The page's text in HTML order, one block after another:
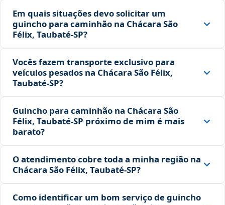
Em quais situações devo solicitar um
guincho para caminhão na Chácara São
Félix, Taubaté‑SP?
Vocês fazem transporte exclusivo para
veículos pesados na Chácara São Félix,
Taubaté‑SP?
Guincho para caminhão na Chácara São
Félix, Taubaté‑SP próximo de mim é mais
barato?
O atendimento cobre toda a minha região na
Chácara São Félix, Taubaté‑SP?
Como identificar um bom serviço de guincho